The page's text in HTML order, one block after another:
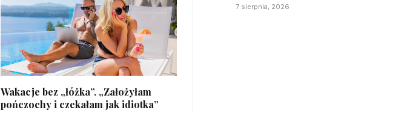
Wakacje bez „łóżka”. „Założyłam
pończochy i czekałam jak idiotka”
7 sierpnia, 2026